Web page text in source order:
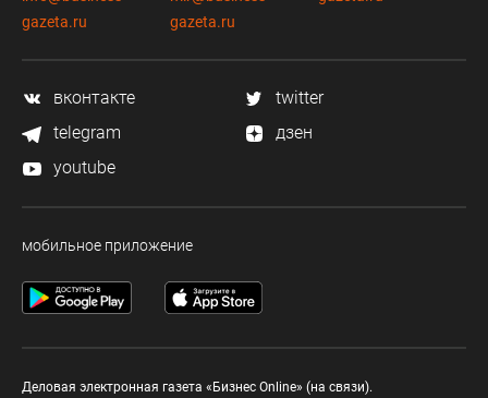
gazeta.ru
gazeta.ru
вконтакте
twitter
telegram
дзен
youtube
мобильное приложение
Деловая электронная газета «Бизнес Online» (на связи).